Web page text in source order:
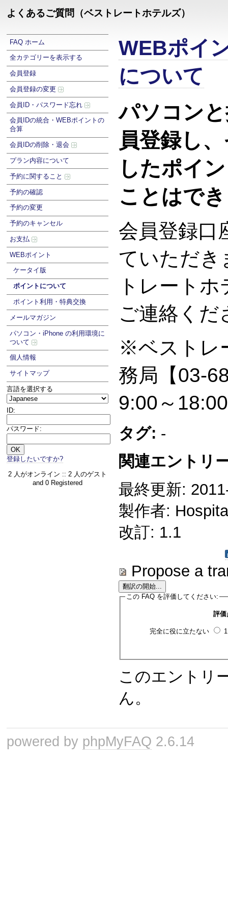
よくあるご質問（ベストレートホテルズ）
FAQ ホーム
全カテゴリーを表示する
会員登録
会員登録の変更
会員ID・パスワード忘れ
会員IDの統合・WEBポイントの
合算
会員IDの削除・退会
プラン内容について
予約に関すること
予約の確認
予約の変更
予約のキャンセル
お支払
WEBポイント
ケータイ版
ポイントについて
ポイント利用・特典交換
メールマガジン
パソコン・iPhone の利用環境に
ついて
個人情報
サイトマップ
言語を選択する
ID:
パスワード:
登録したいですか?
2 人がオンライン :: 2 人のゲスト
and 0 Registered
WEBポイ
について
パソコン
員登録し
したポイ
ことはで
会員登録口
ていただき
トレート
ご連絡
※ベストレ
務局【03-
9:00～
タグ: -
関連エントリ
最終更新:
製作者:
改訂: 1.1
Propose a
この FAQ を評価してください:
評価
完全に役に立たない
このエントリ
ん。
powered by phpMyFAQ 2.6.14